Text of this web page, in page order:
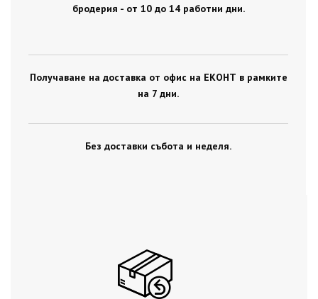
бродерия - от 10 до 14 работни дни.
Получаване на доставка от офис на ЕКОНТ в рамките
на 7 дни.
Без доставки събота и неделя.